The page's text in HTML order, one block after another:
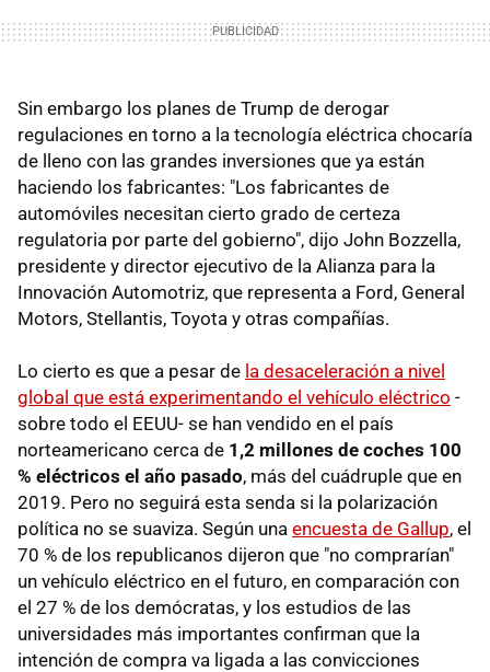
Sin embargo los planes de Trump de derogar
regulaciones en torno a la tecnología eléctrica chocaría
de lleno con las grandes inversiones que ya están
haciendo los fabricantes: "Los fabricantes de
automóviles necesitan cierto grado de certeza
regulatoria por parte del gobierno", dijo John Bozzella,
presidente y director ejecutivo de la Alianza para la
Innovación Automotriz, que representa a Ford, General
Motors, Stellantis, Toyota y otras compañías.
Lo cierto es que a pesar de la desaceleración a nivel
global que está experimentando el vehículo eléctrico -
sobre todo el EEUU- se han vendido en el país
norteamericano cerca de 1,2 millones de coches 100
% eléctricos el año pasado, más del cuádruple que en
2019. Pero no seguirá esta senda si la polarización
política no se suaviza. Según una encuesta de Gallup, el
70 % de los republicanos dijeron que "no comprarían"
un vehículo eléctrico en el futuro, en comparación con
el 27 % de los demócratas, y los estudios de las
universidades más importantes confirman que la
intención de compra va ligada a las convicciones